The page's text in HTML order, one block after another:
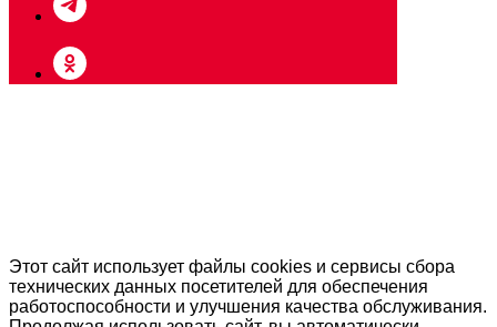
КУПИТЬ БИЛЕТ
Этот сайт использует файлы cookies и сервисы сбора
технических данных посетителей для обеспечения
работоспособности и улучшения качества обслуживания.